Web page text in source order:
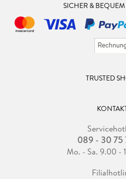
SICHER &
TRUSTED
089 - 30 75
Mo. - Sa. 9.00 -